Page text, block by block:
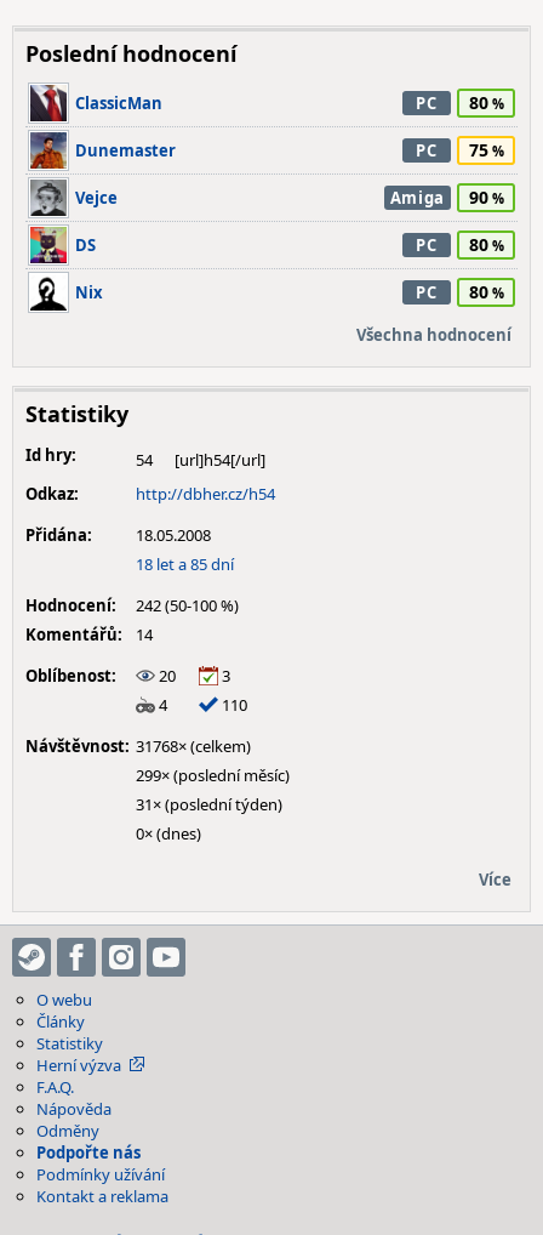
Poslední hodnocení
ClassicMan PC 80
Dunemaster PC 75
Vejce Amiga 90
DS PC 80
Nix PC 80
Všechna hodnocení
Statistiky
Id hry:
54
Odkaz:
http://dbher.cz/h54
Přidána:
18.05.2008
18 let a 85 dní
Hodnocení:
242 (50-100 %)
Komentářů:
14
Oblíbenost:
20
3
4
110
Návštěvnost: 31768× (celkem)
299× (poslední měsíc)
31× (poslední týden)
0× (dnes)
Více
O webu
Články
Statistiky
Herní výzva
F.A.Q.
Nápověda
Odměny
Podpořte nás
Podmínky užívání
Kontakt a reklama